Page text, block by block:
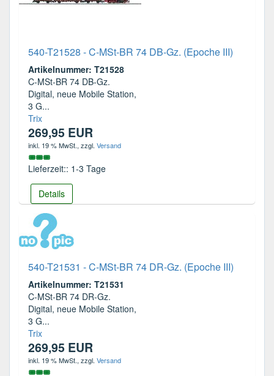
540-T21528 - C-MSt-BR 74 DB-Gz. (Epoche III)
Artikelnummer: T21528
C-MSt-BR 74 DB-Gz.
Digital, neue Mobile Station,
3 G...
Trix
269,95 EUR
inkl. 19 % MwSt., zzgl. Versand
Lieferzeit:: 1-3 Tage
Details
540-T21531 - C-MSt-BR 74 DR-Gz. (Epoche III)
Artikelnummer: T21531
C-MSt-BR 74 DR-Gz.
Digital, neue Mobile Station,
3 G...
Trix
269,95 EUR
inkl. 19 % MwSt., zzgl. Versand